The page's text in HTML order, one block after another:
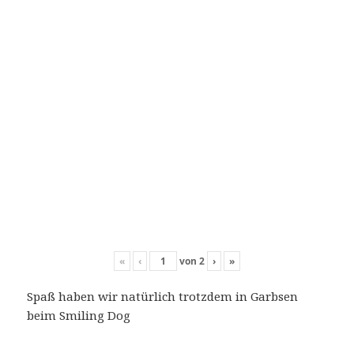
« ‹ von 2 › »
Spaß haben wir natürlich trotzdem in Garbsen
beim Smiling Dog